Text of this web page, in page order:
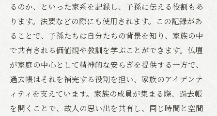
るのか、といった家系を記録し、子孫に伝える役割もあ
ります。法要などの際にも使用されます。この記録があ
ることで、子孫たちは自分たちの背景を知り、家族の中
で共有される価値観や教訓を学ぶことができます。仏壇
が家庭の中心として精神的な安らぎを提供する一方で、
過去帳はそれを補完する役割を担い、家族のアイデンテ
ィティを支えています。家族の成員が集まる際、過去帳
を開くことで、故人の思い出を共有し、同じ時間と空間